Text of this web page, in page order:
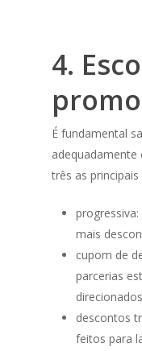
4.
É fundamental
adequadamente
três as
mais
cupom de
parcerias
descontos
feitos para